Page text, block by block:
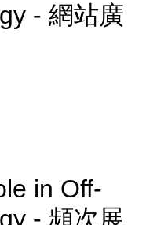
- 網站廣
in Off-
- 頻次展